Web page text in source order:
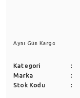
Aynı Gün Kargo
Kategori
Marka
Stok Kodu